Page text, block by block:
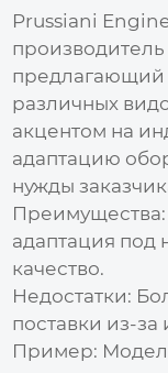
Prussiani
предлагающий
различных
акцентом на
адаптацию
нужды
адаптация под
качество.
Недостатки:
поставки из-
Пример: